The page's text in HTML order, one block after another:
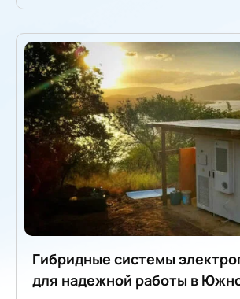
электроэнергию. Для энергоемких
разработчиков проектов эта
открывает новую модель получения
часы низких цен, разрядка в пиковые
цен.
Гибридные системы
для надежной работы в